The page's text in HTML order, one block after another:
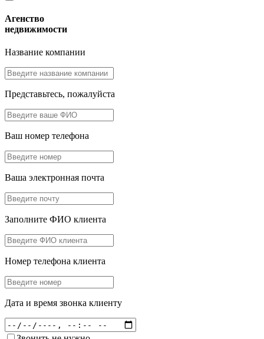
Агенство
недвижимости
Название компании
Представьтесь, пожалуйста
Ваш номер телефона
Ваша электронная почта
Заполните ФИО клиента
Номер телефона клиента
Дата и время звонка клиенту